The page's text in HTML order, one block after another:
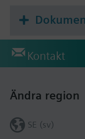
Kontakt
Ändra region
SE (sv)